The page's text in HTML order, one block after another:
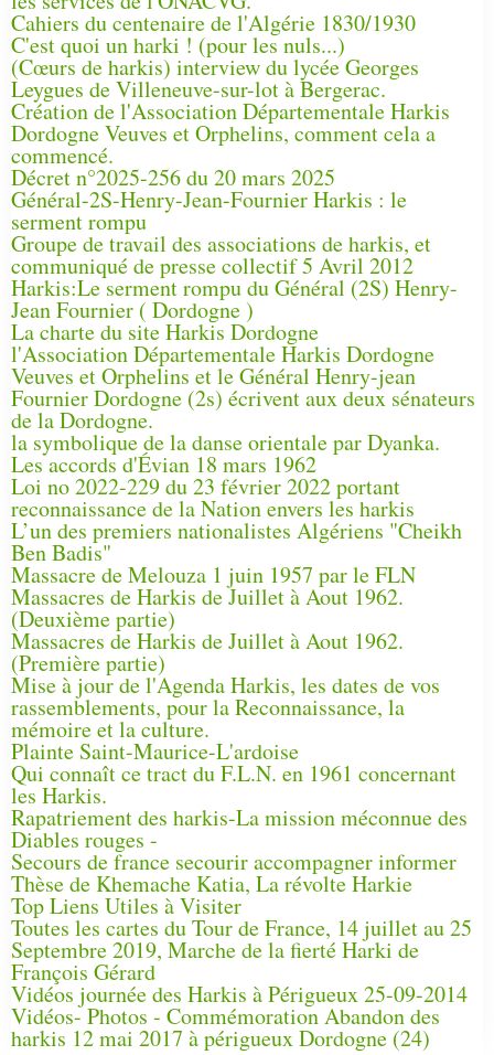
Cahiers du centenaire de l'Algérie 1830/1930
C'est quoi un harki ! (pour les nuls...)
(Cœurs de harkis) interview du lycée Georges
Leygues de Villeneuve-sur-lot à Bergerac.
Création de l'Association Départementale Harkis
Dordogne Veuves et Orphelins, comment cela a
commencé.
Décret n°2025-256 du 20 mars 2025
Général-2S-Henry-Jean-Fournier Harkis : le
serment rompu
Groupe de travail des associations de harkis, et
communiqué de presse collectif 5 Avril 2012
Harkis:Le serment rompu du Général (2S) Henry-
Jean Fournier ( Dordogne )
La charte du site Harkis Dordogne
l'Association Départementale Harkis Dordogne
Veuves et Orphelins et le Général Henry-jean
Fournier Dordogne (2s) écrivent aux deux sénateurs
de la Dordogne.
la symbolique de la danse orientale par Dyanka.
Les accords d'Évian 18 mars 1962
Loi no 2022-229 du 23 février 2022 portant
reconnaissance de la Nation envers les harkis
L’un des premiers nationalistes Algériens "Cheikh
Ben Badis"
Massacre de Melouza 1 juin 1957 par le FLN
Massacres de Harkis de Juillet à Aout 1962.
(Deuxième partie)
Massacres de Harkis de Juillet à Aout 1962.
(Première partie)
Mise à jour de l'Agenda Harkis, les dates de vos
rassemblements, pour la Reconnaissance, la
mémoire et la culture.
Plainte Saint-Maurice-L'ardoise
Qui connaît ce tract du F.L.N. en 1961 concernant
les Harkis.
Rapatriement des harkis-La mission méconnue des
Diables rouges -
Secours de france secourir accompagner informer
Thèse de Khemache Katia, La révolte Harkie
Top Liens Utiles à Visiter
Toutes les cartes du Tour de France, 14 juillet au 25
Septembre 2019, Marche de la fierté Harki de
François Gérard
Vidéos journée des Harkis à Périgueux 25-09-2014
Vidéos- Photos - Commémoration Abandon des
harkis 12 mai 2017 à périgueux Dordogne (24)